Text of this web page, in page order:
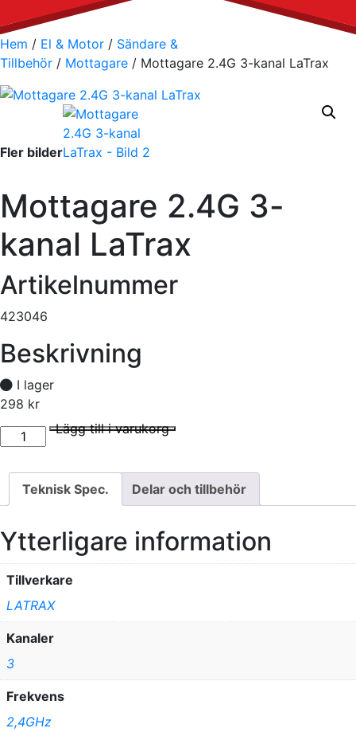
Hem / El & Motor / Sändare &
Tillbehör / Mottagare / Mottagare 2.4G 3-kanal LaTrax
Fler bilder
Mottagare 2.4G 3-
kanal LaTrax
Artikelnummer
423046
Beskrivning
I lager
298 kr
I lager
Mottagare 2.4G 3-kanal LaTrax mängd Lägg till i varukorg
Teknisk Spec. Delar och tillbehör
Ytterligare information
Tillverkare
LATRAX
Kanaler
3
Frekvens
2,4GHz